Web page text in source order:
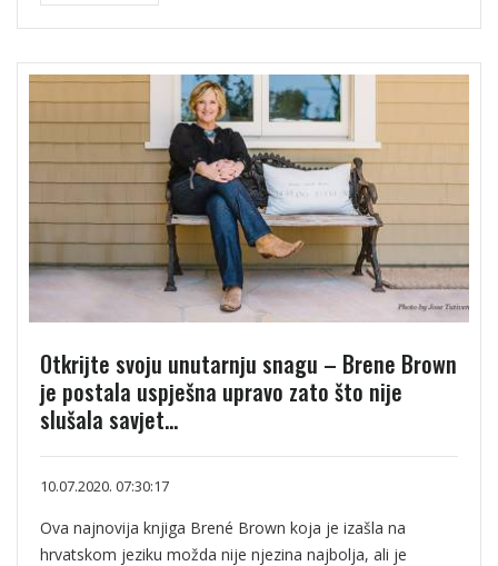
Otkrijte svoju unutarnju snagu – Brene Brown
je postala uspješna upravo zato što nije
slušala savjet...
10.07.2020. 07:30:17
Ova najnovija knjiga Brené Brown koja je izašla na
hrvatskom jeziku možda nije njezina najbolja, ali je